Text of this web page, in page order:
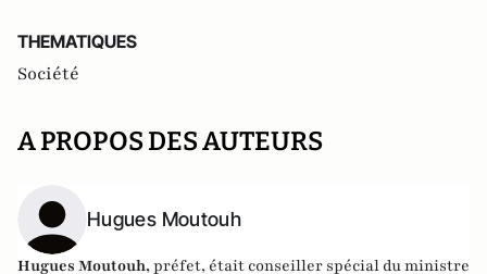
THEMATIQUES
Société
A PROPOS DES AUTEURS
Hugues Moutouh
Hugues Moutouh,préfet, était conseiller spécial du ministre